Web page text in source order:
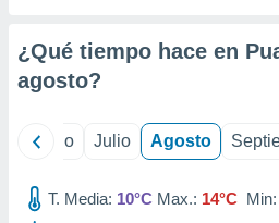
e
mediante
publicidad
publicidad
¿Qué tiempo hace en
agosto?
Junio Julio Agosto
T. Media: 10°C Max.: 14°C Min: